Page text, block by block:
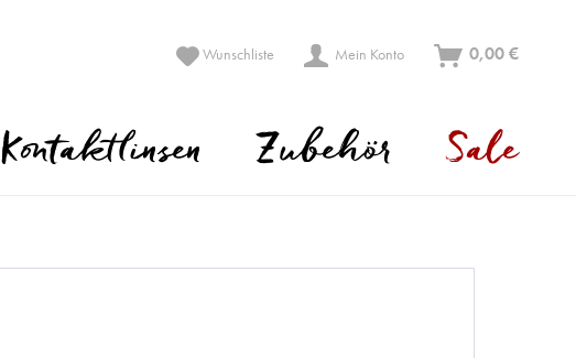
Wunschliste Mein Konto 0,00 €
Kontaktlinsen Zubehör Sale